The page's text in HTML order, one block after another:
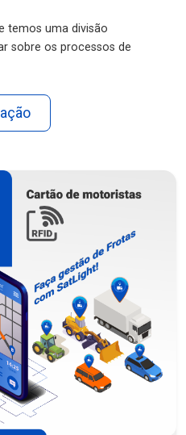
temos uma divisão
sobre os processos de